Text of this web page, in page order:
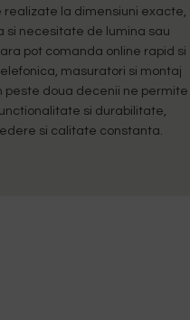
la dimensiuni exacte,
necesitate de lumina sau
pot comanda online rapid si
masuratori si montaj
peste doua decenii ne permite
si durabilitate,
si calitate constanta.